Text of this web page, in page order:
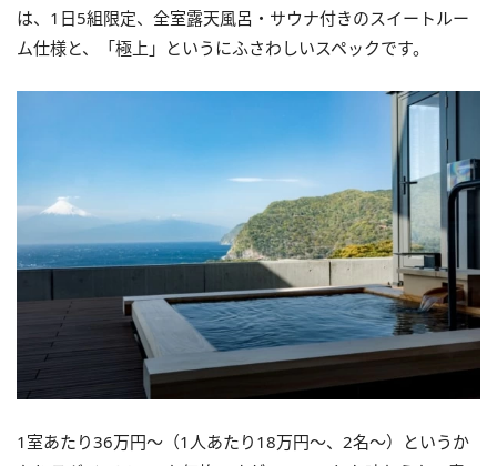
は、1日5組限定、全室露天風呂・サウナ付きのスイートルー
ム仕様と、「極上」というにふさわしいスペックです。
1室あたり36万円～（1人あたり18万円～、2名～）というか